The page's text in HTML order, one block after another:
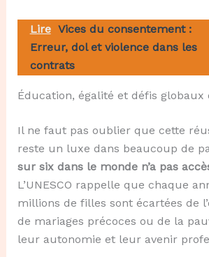
Lire Vices du consentement :
Erreur, dol et violence dans les
contrats
Éducation, égalité et défis globaux
Il ne faut pas oublier que cette
reste un luxe dans beaucoup de
sur six dans le monde n’a pas
L’UNESCO rappelle que chaque
millions de filles sont écartées de
de mariages précoces ou de la
leur autonomie et leur avenir